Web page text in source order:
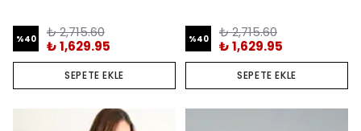
%40
₺ 2,715.60
₺ 1,629.95
SEPETE EKLE
%40
₺ 2,715.60
₺ 1,629.95
SEPETE EKLE